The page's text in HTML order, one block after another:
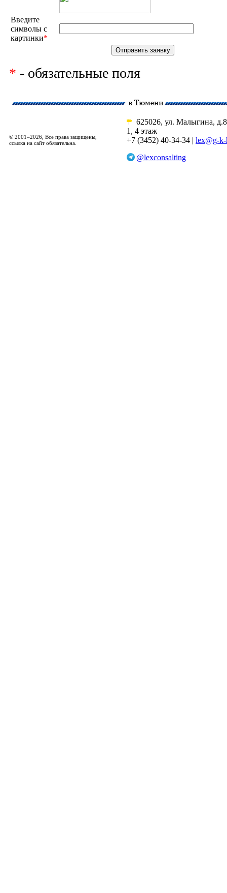
Введите
символы с
картинки*
* - обязательные поля
© 2001–2026, Все права защищены,
ссылка на сайт обязательна.
625026, ул. Малыгина,
1, 4 этаж
+7 (3452) 40-34-34 | lex@g-
@lexconsalting